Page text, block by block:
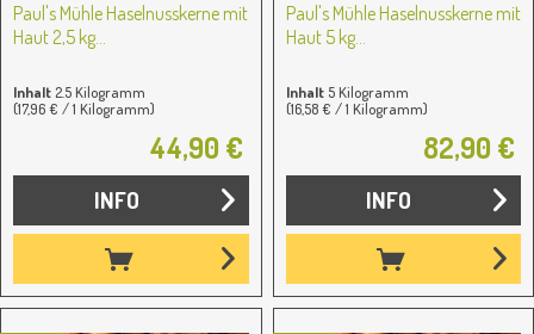
Paul's Mühle Haselnusskerne mit
Haut 2,5 kg...
Inhalt 2.5 Kilogramm
(17,96 € / 1 Kilogramm)
44,90 €
INFO
Paul's Mühle Haselnusskerne mit
Haut 5 kg...
Inhalt 5 Kilogramm
(16,58 € / 1 Kilogramm)
82,90 €
INFO